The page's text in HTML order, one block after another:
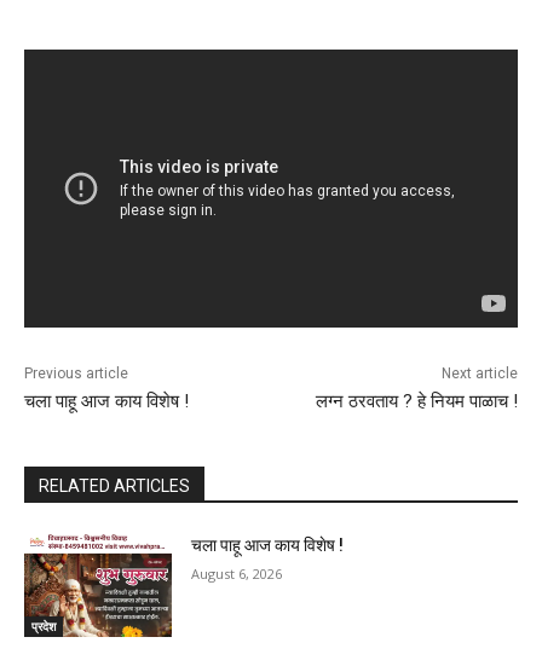
Previous article
चला पाहू आज काय विशेष !
Next article
लग्न ठरवताय ? हे नियम पाळाच !
RELATED ARTICLES
प्रदेश
चला पाहू आज काय विशेष !
August 6, 2026